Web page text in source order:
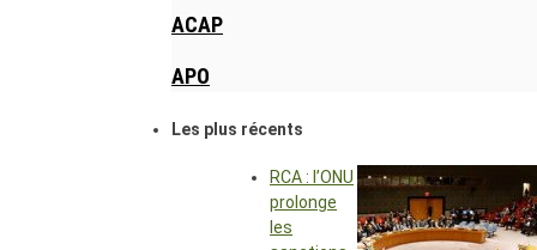
ACAP
APO
Les plus récents
RCA : l’ONU
prolonge
les